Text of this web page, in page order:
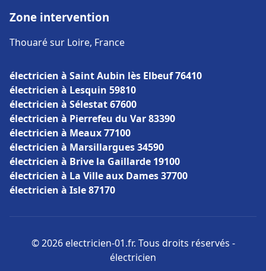
Zone intervention
Thouaré sur Loire, France
électricien à Saint Aubin lès Elbeuf 76410
électricien à Lesquin 59810
électricien à Sélestat 67600
électricien à Pierrefeu du Var 83390
électricien à Meaux 77100
électricien à Marsillargues 34590
électricien à Brive la Gaillarde 19100
électricien à La Ville aux Dames 37700
électricien à Isle 87170
© 2026 electricien-01.fr. Tous droits réservés -
électricien